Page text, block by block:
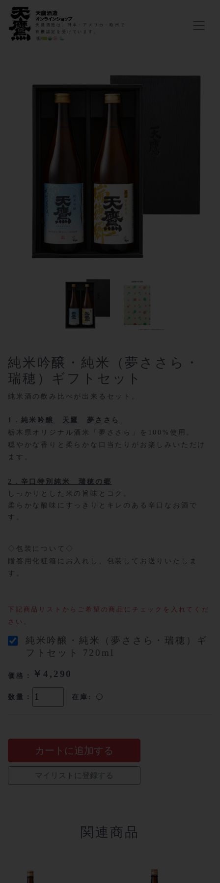
天鷹酒造は、日本・アメリカ・欧州で
有機認定を受けています。
純米吟醸・純米（夢ささら・
瑞穂）ギフトセット
純米酒の飲み比べが出来るセット。
1．純米吟醸 天鷹 夢ささら
栃木県オリジナル酒米「夢ささら」を100%使用。
穏やかな香りと柔らかな口当たりがお楽しみいただけ
ます。
2．辛口特別純米 瑞穂の郷
しっかりとした米の旨味とコク。
柔らかな酸味にすっきりとキレのある辛口なお酒で
す。
◇包装について◇
贈答用化粧箱にお入れし、包装してお送りいたしま
す。
下記商品リストからご希望の商品にチェックを入れてくだ
さい。
純米吟醸・純米（夢ささら・瑞穂）ギ
フトセット 720ml
価格： ￥4,290
数量： 在庫: 〇
カートに追加する
マイリストに登録する
関連商品